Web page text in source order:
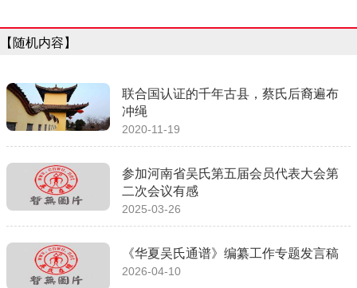
【随机内容】
联合国认证的千年古县，蔡氏后裔遍布
冲绳
2020-11-19
参加河南省吴氏第五届会员代表大会第
二次会议有感
2025-03-26
《华夏吴氏通谱》编纂工作专题发言稿
2026-04-10